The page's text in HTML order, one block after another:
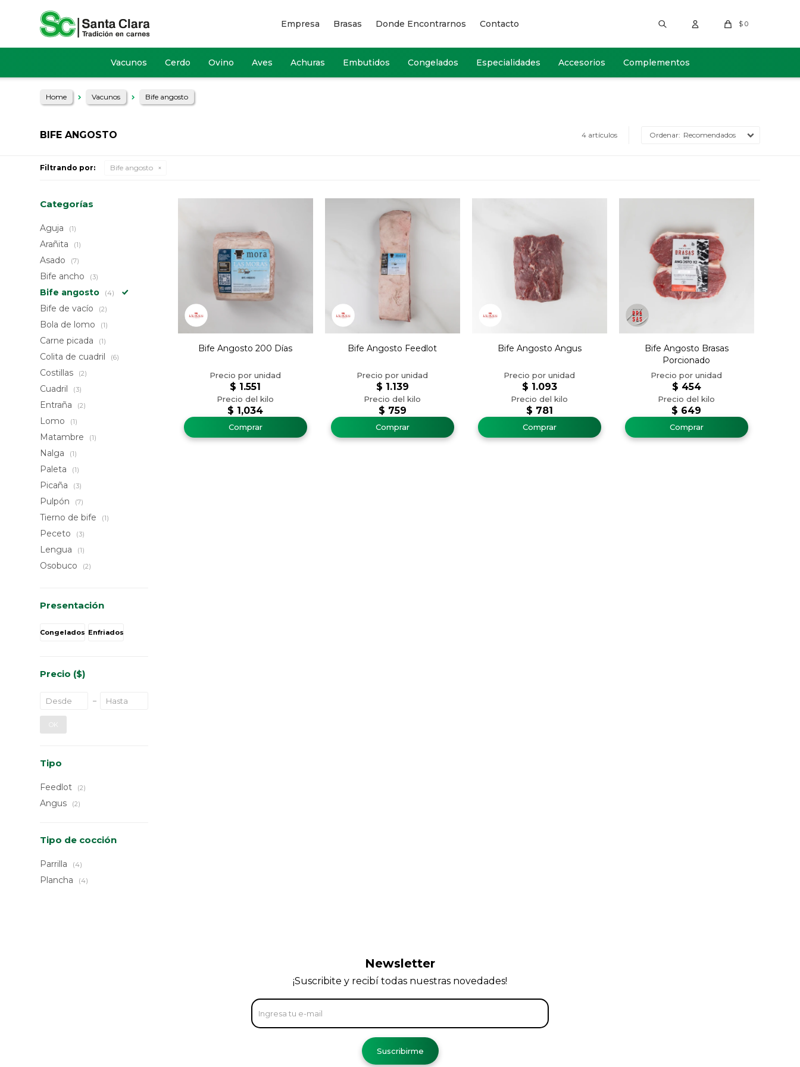
Vacunos Cerdo Ovino Aves Achuras Embutidos Congelados Especialidades Accesorios Complementos
$ 0
Empresa Brasas Donde Encontrarnos Contacto
Home Vacunos Bife angosto
BIFE ANGOSTO 4 artículos Recomendados
Filtrando por: Bife angosto
Bife Angosto 200 Días
$ 1,034
$ 1.551
Bife Angosto Feedlot
$ 759
$ 1.139
Bife Angosto Angus
$ 781
$ 1.093
Bife Angosto Brasas
Porcionado
$ 649
$ 454
Categorías
Aguja (1)
Arañita (1)
Asado (7)
Bife ancho (3)
Bife angosto (4)
Bife de vacío (2)
Bola de lomo (1)
Carne picada (1)
Colita de cuadril (6)
Costillas (2)
Cuadril (3)
Entraña (2)
Lomo (1)
Matambre (1)
Nalga (1)
Paleta (1)
Picaña (3)
Pulpón (7)
Tierno de bife (1)
Peceto (3)
Lengua (1)
Osobuco (2)
Presentación
Congelados Enfriados
Precio ($)
OK
Tipo
Feedlot (2)
Angus (2)
Tipo de cocción
Parrilla (4)
Plancha (4)
Newsletter
¡Suscribite y recibí todas nuestras novedades!
Suscribirme